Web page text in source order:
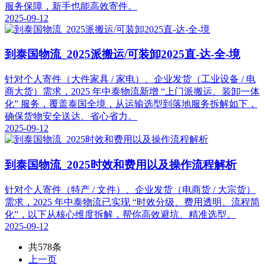
服务保障，新手也能高效寄件。
2025-09-12
到泰国物流_2025派搬运/可装卸2025直-达-全-境
针对个人寄件（大件家具 / 家电）、企业发货（工业设备 / 电
商大货）需求，2025 年中泰物流新增 “上门派搬运、装卸一体
化” 服务，覆盖泰国全境，从运输选型到落地服务拆解如下，
确保货物安全送达、省心省力。
2025-09-12
到泰国物流_2025时效和费用以及操作流程解析
针对个人寄件（特产 / 文件）、企业发货（电商货 / 大宗货）
需求，2025 年中泰物流已实现 “时效分级、费用透明、流程简
化”，以下从核心维度拆解，帮你高效避坑、精准选型。
2025-09-12
共578条
上一页